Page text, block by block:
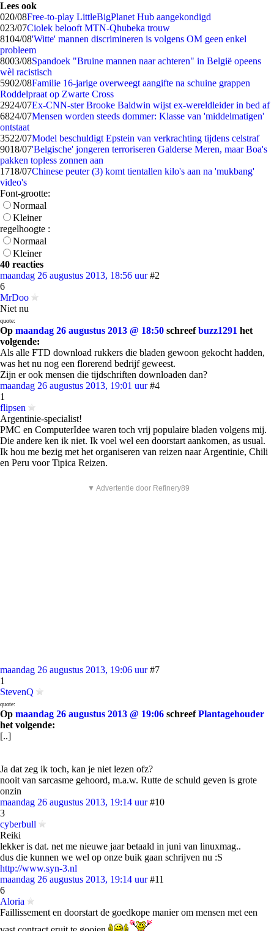
Lees ook
020/08Free-to-play LittleBigPlanet Hub aangekondigd
023/07Ciolek belooft MTN-Qhubeka trouw
8104/08'Witte' mannen discrimineren is volgens OM geen enkel
probleem
8003/08Spandoek "Bruine mannen naar achteren" in België opeens
wèl racistisch
5902/08Familie 16-jarige overweegt aangifte na schuine grappen
Roddelpraat op Zwarte Cross
2924/07Ex-CNN-ster Brooke Baldwin wijst ex-wereldleider in bed af
6824/07Mensen worden steeds dommer: Klasse van 'middelmatigen'
ontstaat
3522/07Model beschuldigt Epstein van verkrachting tijdens celstraf
9018/07'Belgische' jongeren terroriseren Galderse Meren, maar Boa's
pakken topless zonnen aan
1718/07Chinese peuter (3) komt tientallen kilo's aan na 'mukbang'
video's
Font-grootte:
Normaal
Kleiner
regelhoogte :
Normaal
Kleiner
40 reacties
maandag 26 augustus 2013, 18:56 uur #2
6
MrDoo
Niet nu
quote:
Op maandag 26 augustus 2013 @ 18:50 schreefbuzz1291 het
volgende:
Als alle FTD download rukkers die bladen gewoon gekocht hadden,
was het nu nog een florerend bedrijf geweest.
Zijn er ook mensen die tijdschriften downloaden dan?
maandag 26 augustus 2013, 19:01 uur #4
1
flipsen
Argentinie-specialist!
PMC en ComputerIdee waren toch vrij populaire bladen volgens mij.
Die andere ken ik niet. Ik voel wel een doorstart aankomen, as usual.
Ik hou me bezig met het organiseren van reizen naar Argentinie, Chili
en Peru voor Tipica Reizen.
▼ Advertentie door Refinery89
maandag 26 augustus 2013, 19:06 uur #7
1
StevenQ
quote:
Op maandag 26 augustus 2013 @ 19:06 schreefPlantagehouder
het volgende:
[..]
Ja dat zeg ik toch, kan je niet lezen ofz?
nooit van sarcasme gehoord, m.a.w. Rutte de schuld geven is grote
onzin
maandag 26 augustus 2013, 19:14 uur #10
3
cyberbull
Reiki
lekker is dat. net me nieuwe jaar betaald in juni van linuxmag..
dus die kunnen we wel op onze buik gaan schrijven nu :S
http://www.syn-3.nl
maandag 26 augustus 2013, 19:14 uur #11
6
Aloria
Faillissement en doorstart de goedkope manier om mensen met een